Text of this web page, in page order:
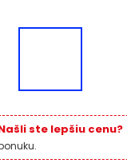
ste lepšiu cenu?